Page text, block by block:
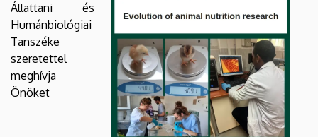
Állattani és
Humánbiológiai
Tanszéke
szeretettel
meghívja
Önöket